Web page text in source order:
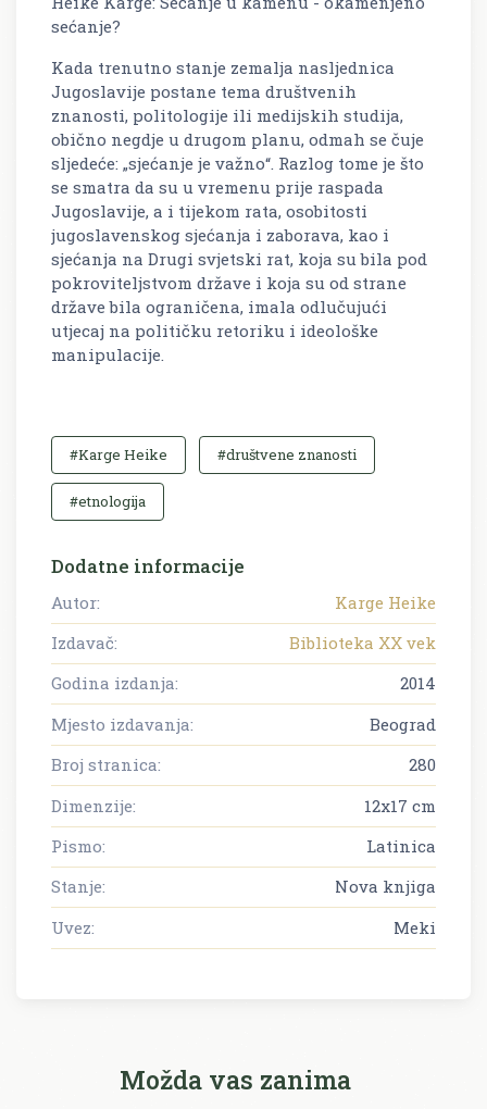
sećanje?
Kada trenutno stanje zemalja nasljednica
Jugoslavije postane tema društvenih
znanosti, politologije ili medijskih studija,
obično negdje u drugom planu, odmah se čuje
sljedeće: „sjećanje je važno“. Razlog tome je što
se smatra da su u vremenu prije raspada
Jugoslavije, a i tijekom rata, osobitosti
jugoslavenskog sjećanja i zaborava, kao i
sjećanja na Drugi svjetski rat, koja su bila pod
pokroviteljstvom države i koja su od strane
države bila ograničena, imala odlučujući
utjecaj na političku retoriku i ideološke
manipulacije.
#Karge Heike #društvene znanosti
#etnologija
Dodatne informacije
Autor:
Karge Heike
Izdavač:
Biblioteka XX vek
Godina izdanja:
2014
Mjesto izdavanja:
Beograd
Broj stranica:
280
Dimenzije:
12x17 cm
Pismo:
Latinica
Stanje:
Nova knjiga
Uvez:
Meki
Možda vas zanima